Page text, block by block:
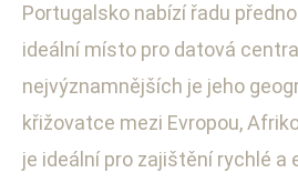
Portugalsko nabízí řadu
ideální místo pro datová
nejvýznamnějších je jeho
křižovatce mezi Evropou,
je ideální pro zajištění rychlé a